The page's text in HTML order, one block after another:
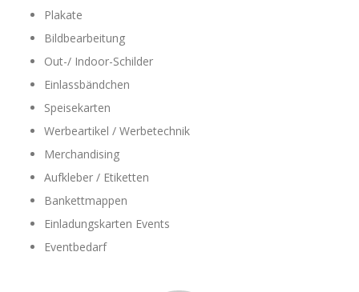
Plakate
Bildbearbeitung
Out-/ Indoor-Schilder
Einlassbändchen
Speisekarten
Werbeartikel / Werbetechnik
Merchandising
Aufkleber / Etiketten
Bankettmappen
Einladungskarten Events
Eventbedarf